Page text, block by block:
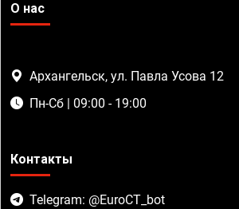
О нас
Архангельск, ул. Павла Усова 12
Пн-Сб | 09:00 - 19:00
Контакты
Telegram: @EuroCT_bot